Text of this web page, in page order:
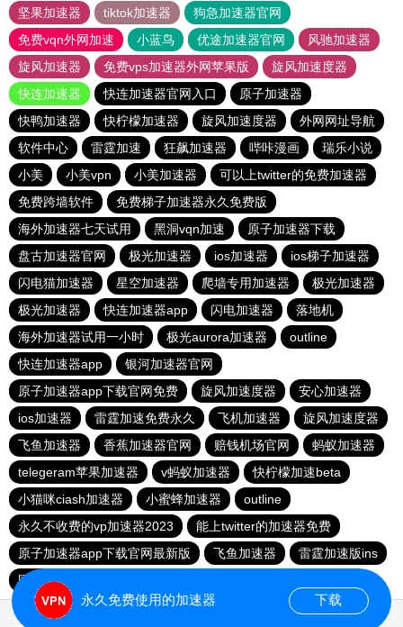
坚果加速器
tiktok加速器
狗急加速器官网
免费vqn外网加速
小蓝鸟 优途加速器官网
风驰加速器
旋风加速器
免费vps加速器外网苹果版
旋风加速度器
快连加速器
快连加速器官网入口
原子加速器
快鸭加速器
快柠檬加速器 旋风加速度器
外网网址导航
软件中心
雷霆加速 狂飙加速器 哔咔漫画
瑞乐小说
小美
小美vpn 小美加速器
可以上twitter的免费加速器
免费跨墙软件
免费梯子加速器永久免费版
海外加速器七天试用
黑洞vqn加速
原子加速器下载
盘古加速器官网
极光加速器 ios加速器
ios梯子加速器
闪电猫加速器
星空加速器 爬墙专用加速器
极光加速器
极光加速器
快连加速器app 闪电加速器
落地机
海外加速器试用一小时
极光aurora加速器
outline
快连加速器app
银河加速器官网
原子加速器app下载官网免费
旋风加速度器
安心加速器
ios加速器
雷霆加速免费永久 飞机加速器
旋风加速度器
飞鱼加速器
香蕉加速器官网 赔钱机场官网
蚂蚁加速器
telegeram苹果加速器
v蚂蚁加速器
快柠檬加速beta
小猫咪ciash加速器
小蜜蜂加速器
outline
永久不收费的vp加速器2023
能上twitter的加速器免费
原子加速器app下载官网最新版
飞鱼加速器
雷霆加速版ins
国外上网加速器
永久免费使用的加速器 下载